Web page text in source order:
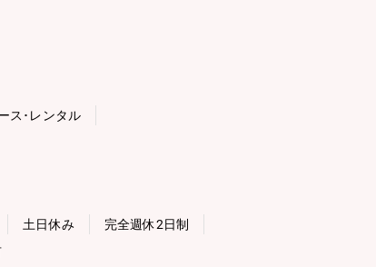
ス･レンタル
土日休み
完全週休2日制